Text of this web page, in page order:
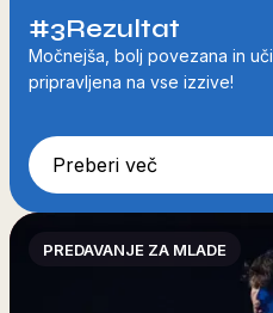
Preberi več
#3Rezultat
Močnejša, bolj povezana in
pripravljena na vse izzive!
PREDAVANJE ZA MLADE